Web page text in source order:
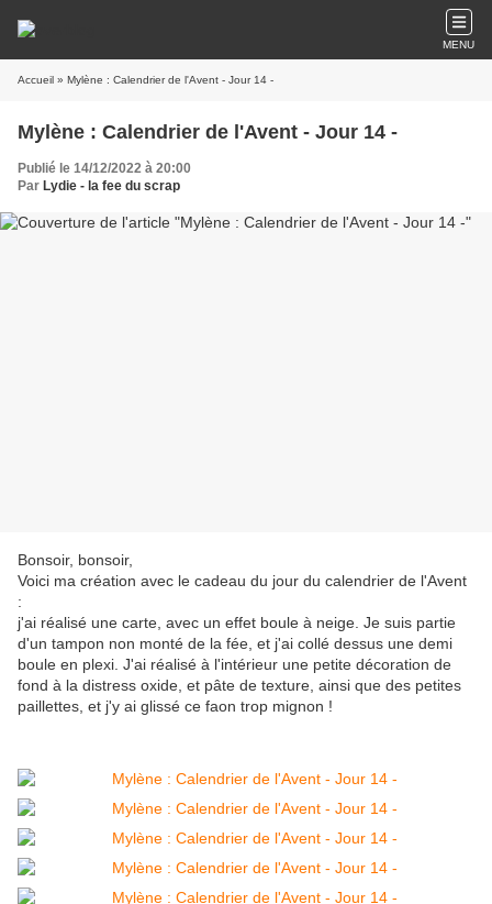
MENU
Accueil » Mylène : Calendrier de l'Avent - Jour 14 -
Mylène : Calendrier de l'Avent - Jour 14 -
Publié le 14/12/2022 à 20:00
Par Lydie - la fee du scrap
Bonsoir, bonsoir,
Voici ma création avec le cadeau du jour du calendrier de l'Avent
:
j'ai réalisé une carte, avec un effet boule à neige. Je suis partie
d'un tampon non monté de la fée, et j'ai collé dessus une demi
boule en plexi. J'ai réalisé à l'intérieur une petite décoration de
fond à la distress oxide, et pâte de texture, ainsi que des petites
paillettes, et j'y ai glissé ce faon trop mignon !